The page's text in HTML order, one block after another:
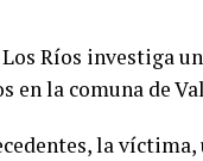
Ríos investiga un
en la comuna de
la